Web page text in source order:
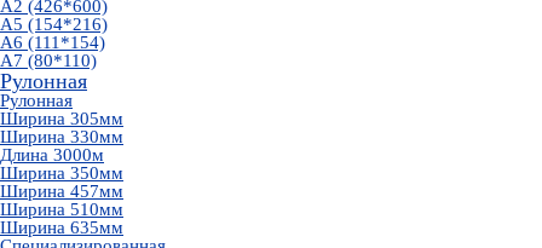
А2 (426*600)
А5 (154*216)
А6 (111*154)
А7 (80*110)
Рулонная
Рулонная
Ширина 305мм
Ширина 330мм
Длина 3000м
Ширина 350мм
Ширина 457мм
Ширина 510мм
Ширина 635мм